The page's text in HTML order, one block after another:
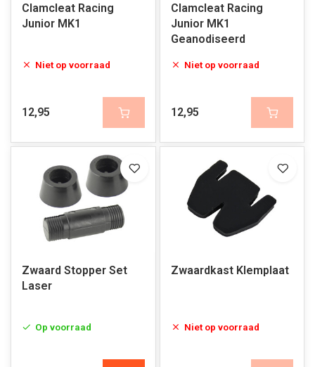
Clamcleat Racing
Junior MK1
Niet op voorraad
12,95
Clamcleat Racing
Junior MK1
Geanodiseerd
Niet op voorraad
12,95
Zwaard Stopper Set
Laser
Op voorraad
Zwaardkast Klemplaat
Niet op voorraad